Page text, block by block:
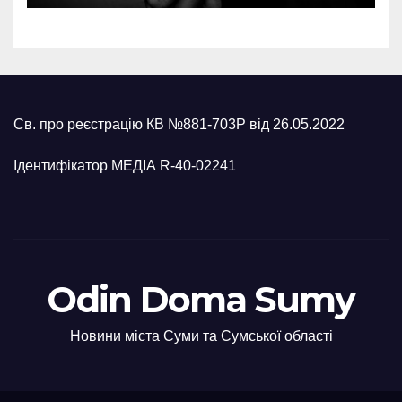
Св. про реєстрацію КВ №881-703Р від 26.05.2022
Ідентифікатор МЕДІА R-40-02241
Odin Doma Sumy
Новини міста Суми та Сумської області